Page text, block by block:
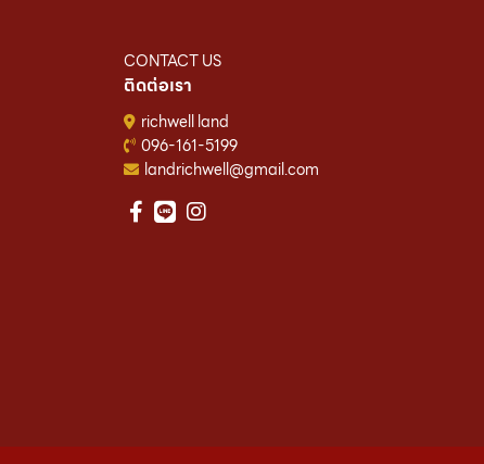
CONTACT US
ติดต่อเรา
richwell land
096-161-5199
landrichwell@gmail.com